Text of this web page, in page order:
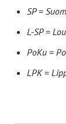
SP =
L-SP =
PoKu =
LPK =